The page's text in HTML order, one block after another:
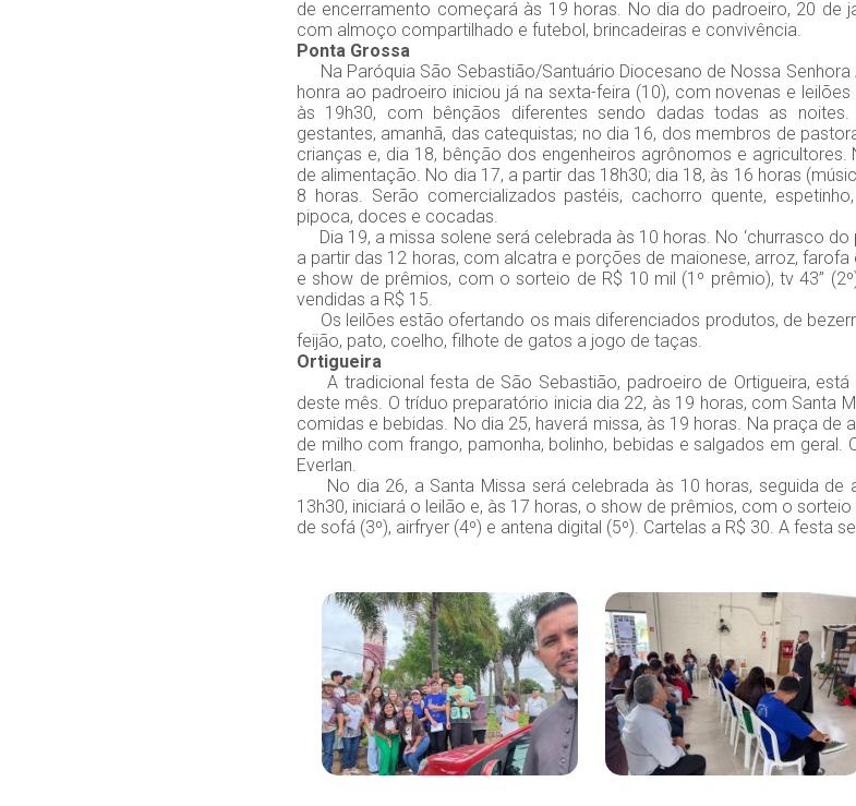
de encerramento começará às 19 horas. No dia do padroeiro, 20 de
com almoço compartilhado e futebol, brincadeiras e convivência.
Ponta Grossa
Na Paróquia São Sebastião/Santuário Diocesano de Nossa Senhora
honra ao padroeiro iniciou já na sexta-feira (10), com novenas e
às 19h30, com bênçãos diferentes sendo dadas todas as
gestantes, amanhã, das catequistas; no dia 16, dos membros de
crianças e, dia 18, bênção dos engenheiros agrônomos e
de alimentação. No dia 17, a partir das 18h30; dia 18, às 16 horas
8 horas. Serão comercializados pastéis, cachorro quente,
pipoca, doces e cocadas.
Dia 19, a missa solene será celebrada às 10 horas. No ‘churrasco do
a partir das 12 horas, com alcatra e porções de maionese, arroz,
e show de prêmios, com o sorteio de R$ 10 mil (1º prêmio), tv 43”
vendidas a R$ 15.
Os leilões estão ofertando os mais diferenciados produtos, de
feijão, pato, coelho, filhote de gatos a jogo de taças.
Ortigueira
A tradicional festa de São Sebastião, padroeiro de Ortigueira,
deste mês. O tríduo preparatório inicia dia 22, às 19 horas, com Santa
comidas e bebidas. No dia 25, haverá missa, às 19 horas. Na praça de
de milho com frango, pamonha, bolinho, bebidas e salgados em geral.
Everlan.
No dia 26, a Santa Missa será celebrada às 10 horas, seguida de
13h30, iniciará o leilão e, às 17 horas, o show de prêmios, com o sorteio
de sofá (3º), airfryer (4º) e antena digital (5º). Cartelas a R$ 30. A festa